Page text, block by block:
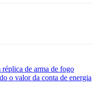
de arma de fogo
o valor da conta de energia